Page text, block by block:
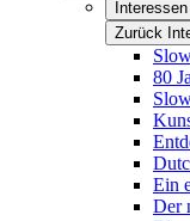
Interessen
Zurück
80
Ein
Der